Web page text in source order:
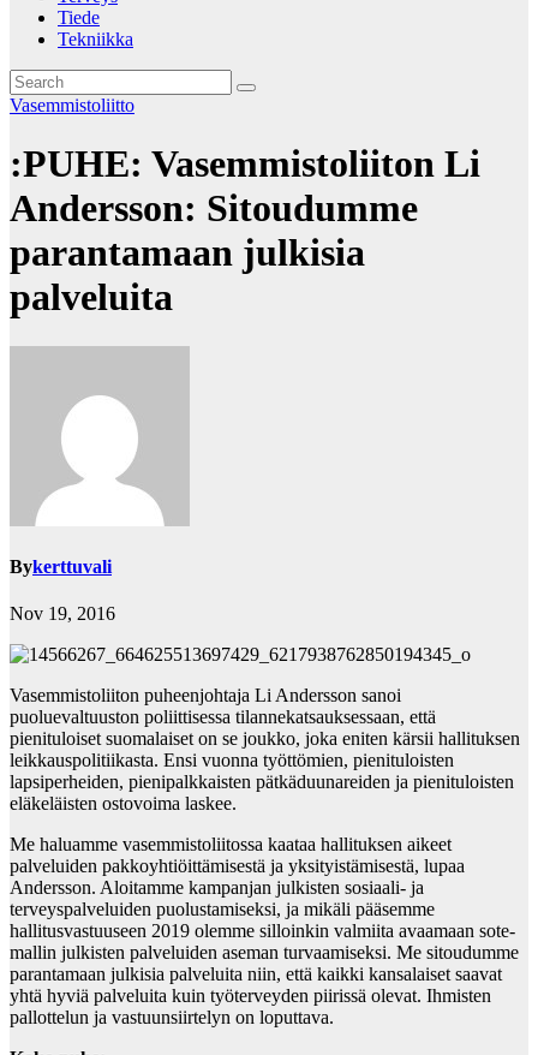
Tiede
Tekniikka
Vasemmistoliitto
:PUHE: Vasemmistoliiton Li
Andersson: Sitoudumme
parantamaan julkisia
palveluita
Bykerttuvali
Nov 19, 2016
Vasemmistoliiton puheenjohtaja Li Andersson sanoi
puoluevaltuuston poliittisessa tilannekatsauksessaan, että
pienituloiset suomalaiset on se joukko, joka eniten kärsii hallituksen
leikkauspolitiikasta. Ensi vuonna työttömien, pienituloisten
lapsiperheiden, pienipalkkaisten pätkäduunareiden ja pienituloisten
eläkeläisten ostovoima laskee.
Me haluamme vasemmistoliitossa kaataa hallituksen aikeet
palveluiden pakkoyhtiöittämisestä ja yksityistämisestä, lupaa
Andersson. Aloitamme kampanjan julkisten sosiaali- ja
terveyspalveluiden puolustamiseksi, ja mikäli pääsemme
hallitusvastuuseen 2019 olemme silloinkin valmiita avaamaan sote-
mallin julkisten palveluiden aseman turvaamiseksi. Me sitoudumme
parantamaan julkisia palveluita niin, että kaikki kansalaiset saavat
yhtä hyviä palveluita kuin työterveyden piirissä olevat. Ihmisten
pallottelun ja vastuunsiirtelyn on loputtava.